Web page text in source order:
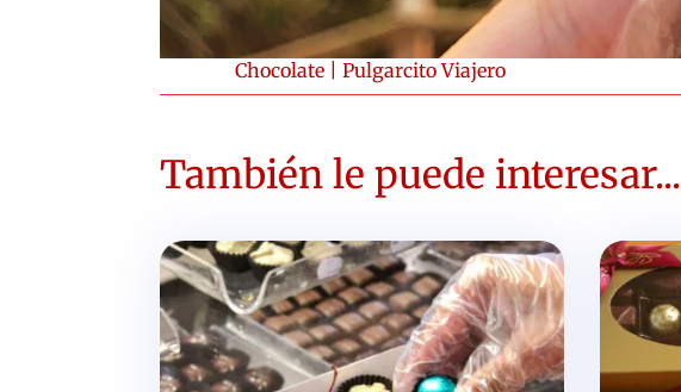
Chocolate |Pulgarcito Viajero
También le puede interesar...